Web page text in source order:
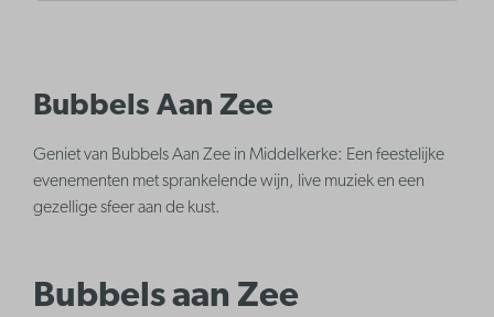
Bubbels Aan Zee
Geniet van Bubbels Aan Zee in Middelkerke: Een feestelijke
evenementen met sprankelende wijn, live muziek en een
gezellige sfeer aan de kust.
Bubbels aan Zee